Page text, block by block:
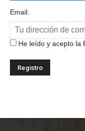
Email:
He leído y acepto la